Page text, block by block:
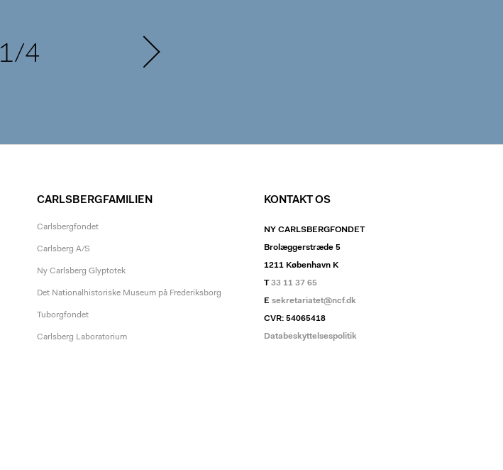
1/4
CARLSBERGFAMILIEN
Carlsbergfondet
Carlsberg A/S
Ny Carlsberg Glyptotek
Det Nationalhistoriske Museum på Frederiksborg
Tuborgfondet
Carlsberg Laboratorium
KONTAKT OS
NY CARLSBERGFONDET
Brolæggerstræde 5
1211 København K
T33 11 37 65
E sekretariatet@ncf.dk
CVR: 54065418
Databeskyttelsespolitik